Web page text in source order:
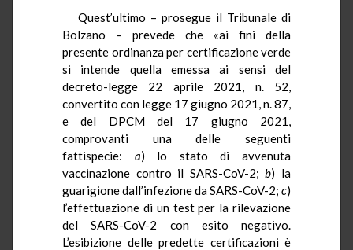
Quest’ultimo – prosegue il Tribunale di
Bolzano – prevede che «ai fini della
presente ordinanza per certificazione verde
si intende quella emessa ai sensi del
decreto-legge 22 aprile 2021, n. 52,
convertito con legge 17 giugno 2021, n. 87,
e del DPCM del 17 giugno 2021,
comprovanti una delle seguenti
fattispecie: a) lo stato di avvenuta
vaccinazione contro il SARS-CoV-2;b) la
guarigione dall’infezione da SARS-CoV-2; c)
l’effettuazione di un test per la rilevazione
del SARS-CoV-2 con esito negativo.
L’esibizione delle predette certificazioni è